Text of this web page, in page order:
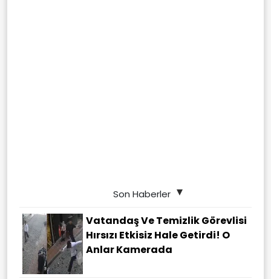
Son Haberler
Vatandaş Ve Temizlik Görevlisi
Hırsızı Etkisiz Hale Getirdi! O
Anlar Kamerada